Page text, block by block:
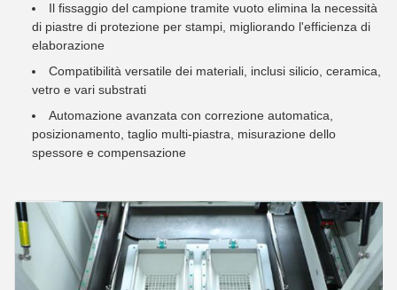
Il fissaggio del campione tramite vuoto elimina la necessità
di piastre di protezione per stampi, migliorando l'efficienza di
elaborazione
Compatibilità versatile dei materiali, inclusi silicio, ceramica,
vetro e vari substrati
Automazione avanzata con correzione automatica,
posizionamento, taglio multi-piastra, misurazione dello
spessore e compensazione